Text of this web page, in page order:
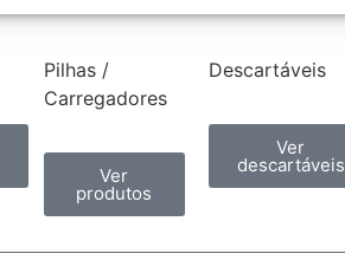
Pilhas /
Carregadores
Ver
produtos
Descartáveis
Ver
descartáveis